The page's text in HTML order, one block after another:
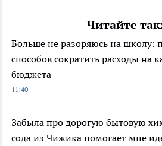
Читайте
Больше не разоряюсь на школу:
способов сократить расходы на
бюджета
11:40
Забыла про дорогую бытовую
сода из Чижика помогает мне